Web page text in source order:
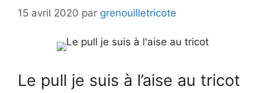
15 avril 2020 par grenouilletricote
Le pull je suis à l’aise au tricot